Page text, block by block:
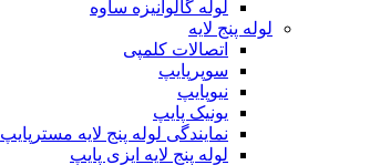
لوله گالوانیزه ساوه
لوله پنج لایه
اتصالات کلمپی
سوپرپایپ
نیوپایپ
یونیک پایپ
نمایندگی لوله پنج لایه مسترپایپ
لوله پنج لایه ایزی پایپ